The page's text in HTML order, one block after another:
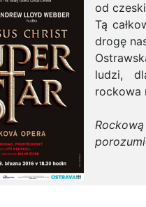
od
Tą
drogę
ludzi,
rockowa